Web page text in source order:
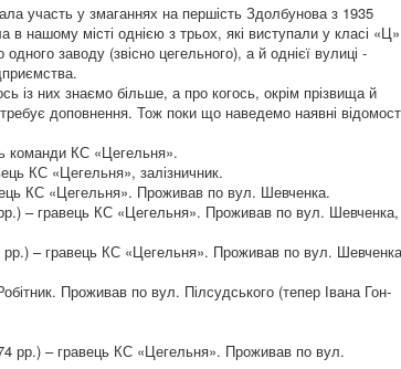
участь у змаганнях на першість Здолбунова з 1935
нашому місті однією з трьох, які виступали у класі
заводу (звісно цегельного), а й однієї вулиці -
із них знаємо більше, а про когось, окрім прізвища й
доповнення. Тож поки що наведемо наявні
команди КС «Цегельня».
КС «Цегельня», залізничник.
КС «Цегельня». Проживав по вул. Шевченка.
– гравець КС «Цегельня». Проживав по вул. Шевченка,
– гравець КС «Цегельня». Проживав по вул.
Проживав по вул. Пілсудського (тепер Івана Гон­
– гравець КС «Цегельня». Проживав по вул.